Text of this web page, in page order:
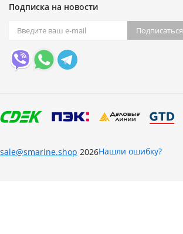
Подписка на новости
Подписаться
sale@smarine.shop 2026Нашли ошибку?